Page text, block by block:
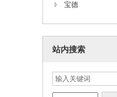
宝德
站内搜索